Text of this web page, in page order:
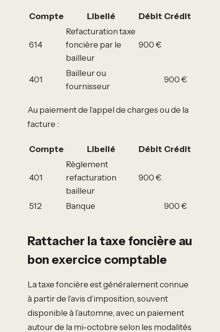
Compte Libellé Débit Crédit
614
Refacturation taxe
foncière par le
bailleur
900 €
401
Bailleur ou
fournisseur
900 €
Au paiement de l’appel de charges ou de la
facture :
Compte Libellé Débit Crédit
401
Règlement
refacturation
bailleur
900 €
512 Banque 900 €
Rattacher la taxe foncière au
bon exercice comptable
La taxe foncière est généralement connue
à partir de l’avis d’imposition, souvent
disponible à l’automne, avec un paiement
autour de la mi-octobre selon les modalités